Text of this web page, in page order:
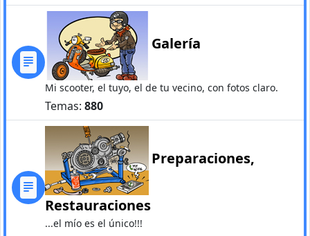
Galería
Mi scooter, el tuyo, el de tu vecino, con fotos claro.
Temas: 880
Preparaciones,
Restauraciones
...el mío es el único!!!